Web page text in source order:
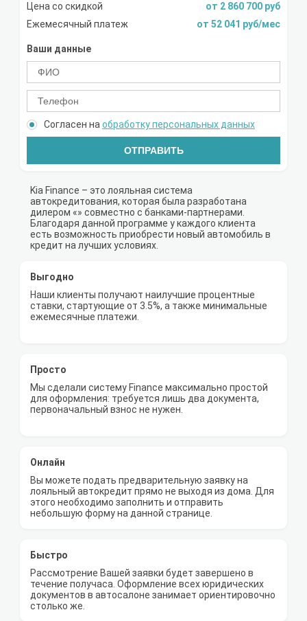
Цена со скидкой
от 2 860 700 руб
Ежемесячный платеж
от 52 041 руб/мес
Ваши данные
Согласен на обработку персональных данных
ОТПРАВИТЬ
Kia Finance – это лояльная система
автокредитования, которая была разработана
дилером «» совместно с банками-партнерами.
Благодаря данной программе у каждого клиента
есть возможность приобрести новый автомобиль в
кредит на лучших условиях.
Выгодно
Наши клиенты получают наилучшие процентные
ставки, стартующие от 3.5%, а также минимальные
ежемесячные платежи.
Просто
Мы сделали систему Finance максимально простой
для оформления: требуется лишь два документа,
первоначальный взнос не нужен.
Онлайн
Вы можете подать предварительную заявку на
лояльный автокредит прямо не выходя из дома. Для
этого необходимо заполнить и отправить
небольшую форму на данной странице.
Быстро
Рассмотрение Вашей заявки будет завершено в
течение получаса. Оформление всех юридических
документов в автосалоне занимает ориентировочно
столько же.